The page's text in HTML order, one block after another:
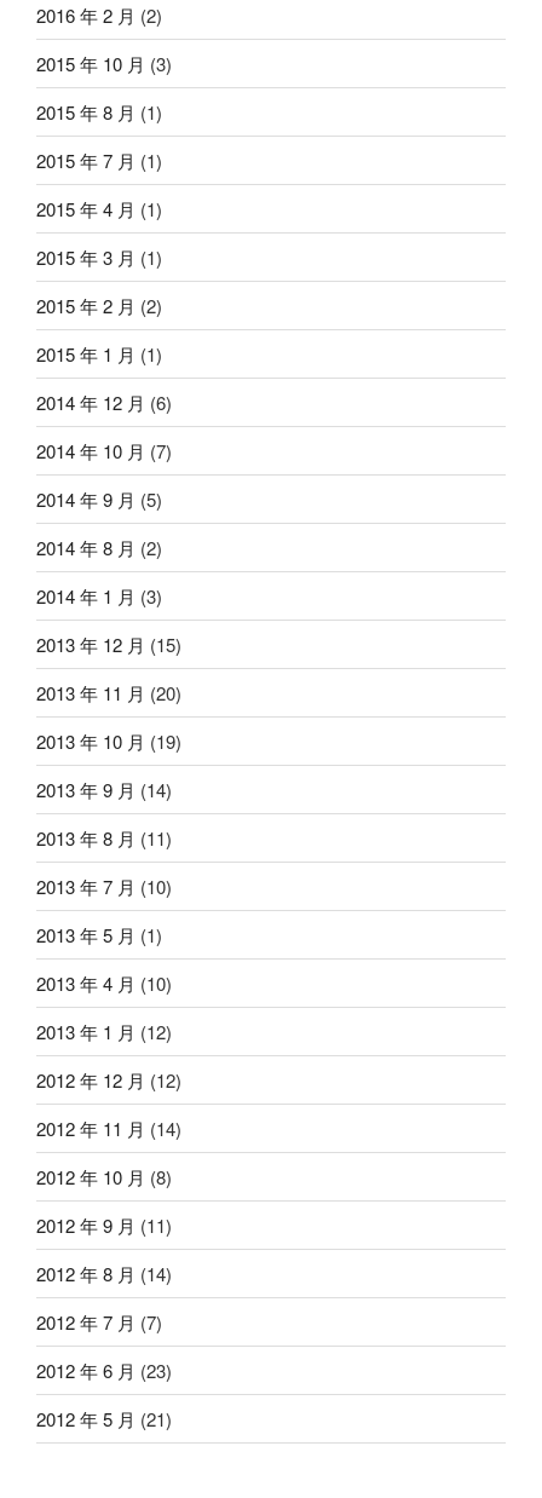
2016 年 2 月 (2)
2015 年 10 月 (3)
2015 年 8 月 (1)
2015 年 7 月 (1)
2015 年 4 月 (1)
2015 年 3 月 (1)
2015 年 2 月 (2)
2015 年 1 月 (1)
2014 年 12 月 (6)
2014 年 10 月 (7)
2014 年 9 月 (5)
2014 年 8 月 (2)
2014 年 1 月 (3)
2013 年 12 月 (15)
2013 年 11 月 (20)
2013 年 10 月 (19)
2013 年 9 月 (14)
2013 年 8 月 (11)
2013 年 7 月 (10)
2013 年 5 月 (1)
2013 年 4 月 (10)
2013 年 1 月 (12)
2012 年 12 月 (12)
2012 年 11 月 (14)
2012 年 10 月 (8)
2012 年 9 月 (11)
2012 年 8 月 (14)
2012 年 7 月 (7)
2012 年 6 月 (23)
2012 年 5 月 (21)